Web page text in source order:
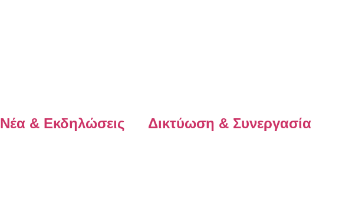
Νέα & Εκδηλώσεις
Δικτύωση & Συνεργασία